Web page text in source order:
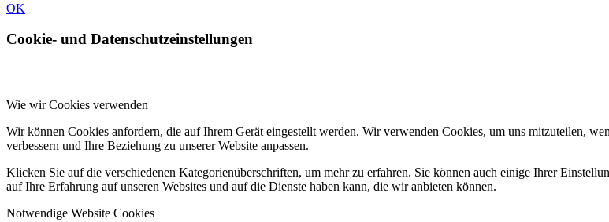
OK
Cookie- und Datenschutzeinstellungen
Wie wir Cookies verwenden
Wir können Cookies anfordern, die auf Ihrem Gerät eingestellt werden. Wir verwenden Cookies, um uns mitzuteilen,
verbessern und Ihre Beziehung zu unserer Website anpassen.
Klicken Sie auf die verschiedenen Kategorienüberschriften, um mehr zu erfahren. Sie können auch einige Ihrer
auf Ihre Erfahrung auf unseren Websites und auf die Dienste haben kann, die wir anbieten können.
Notwendige Website Cookies